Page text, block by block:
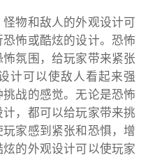
物和敌人的外观设计可
怖或酷炫的设计。恐怖
氛围，给玩家带来紧张
计可以使敌人看起来强
战的感觉。无论是恐怖
，都可以给玩家带来挑
家感到紧张和恐惧，增
的外观设计可以使玩家